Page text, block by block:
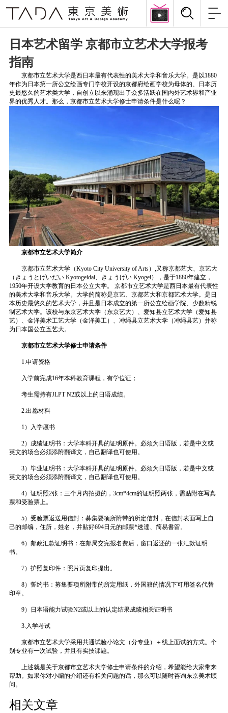
日本艺术留学 京都市立艺术大学报考
指南
京都市立艺术大学是西日本最有代表性的美术大学和音乐大学。是以1880
年作为日本第一所公立绘画专门学校开设的京都府绘画学校为母体的、日本历
史最悠久的艺术类大学，自创立以来涌现出了众多活跃在国内外艺术界和产业
界的优秀人才。那么，京都市立艺术大学修士申请条件是什么呢？
京都市立艺术大学简介
京都市立艺术大学（Kyoto City University of Arts）,又称京都艺大、京艺大
（きょうとげいだい Kyotogeidai、きょうげい Kyogei），是于1880年建立，
1950年开设大学教育的日本公立大学。 京都市立艺术大学是西日本最有代表性
的美术大学和音乐大学。大学的简称是京艺、京都艺大和京都艺术大学。是日
本历史最悠久的艺术大学，并且是日本成立的第一所公立绘画学院、少数精锐
制艺术大学。该校与东京艺术大学（东京艺大）、爱知县立艺术大学（爱知县
艺）、金泽美术工艺大学（金泽美工）、冲绳县立艺术大学（冲绳县艺）并称
为日本国公立五艺大。
京都市立艺术大学修士申请条件
1.申请资格
入学前完成16年本科教育课程，有学位证；
考生需持有JLPT N2或以上的日语成绩。
2.出愿材料
1）入学愿书
2）成绩证明书：大学本科开具的证明原件。必须为日语版，若是中文或
英文的场合必须添附翻译文，自己翻译也可使用。
3）毕业证明书：大学本科开具的证明原件。必须为日语版，若是中文或
英文的场合必须添附翻译文，自己翻译也可使用。
4）证明照2张：三个月内拍摄的，3cm*4cm的证明照两张，需贴附在写真
票和受验票上。
5）受验票返送用信封：募集要项所附带的所定信封，在信封表面写上自
己的邮编，住所，姓名，并贴好694日元的邮票*速達、简易書留。
6）邮政汇款证明书：在邮局交完报名费后，窗口返还的一张汇款证明
书。
7）护照复印件：照片页复印提出。
8）誓约书：募集要项所附带的所定用纸，外国籍的情况下可用签名代替
印章。
9）日本语能力试验N2或以上的认定结果成绩相关证明书
3.入学考试
京都市立艺术大学采用共通试验小论文（分专业）＋线上面试的方式。个
别专业有一次试验，并且有实技课题。
上述就是关于京都市立艺术大学修士申请条件的介绍，希望能给大家带来
帮助。如果你对小编的介绍还有相关问题的话，那么可以随时咨询东京美术顾
问。
相关文章